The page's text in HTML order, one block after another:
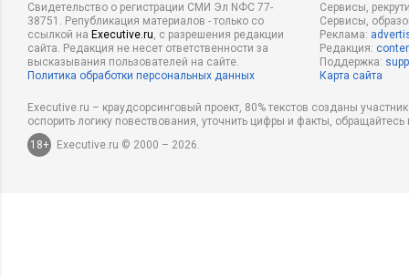
Свидетельство о регистрации СМИ Эл NФС 77-
38751. Републикация материалов - только со
ссылкой на Executive.ru, с разрешения редакции
сайта. Редакция не несет ответственности за
высказывания пользователей на сайте.
Политика обработки персональных данных
Сервисы,
Сервисы,
Реклама:
Редакция:
Поддержка:
Карта сайта
Executive.ru – краудсорсинговый проект, 80% текстов созданы
оспорить логику повествования, уточнить цифры и факты,
18+
Executive.ru © 2000 – 2026.